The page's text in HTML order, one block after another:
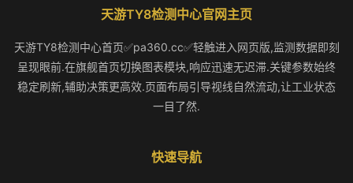
天游TY8检测中心官网主页
天游TY8检测中心首页✅pa360.cc✅轻触进入网页版,监测数据即刻
呈现眼前.在旗舰首页切换图表模块,响应迅速无迟滞.关键参数始终
稳定刷新,辅助决策更高效.页面布局引导视线自然流动,让工业状态
一目了然.
快速导航